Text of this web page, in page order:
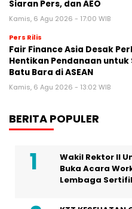
Siaran Pers, dan AEO
Kamis, 6 Agu 2026 - 17:00 WIB
Pers Rilis
Fair Finance Asia Desak
Hentikan Pendanaan untuk
Batu Bara di ASEAN
Kamis, 6 Agu 2026 - 13:02 WIB
BERITA POPULER
Wakil Rektor II
Buka Acara
Lembaga